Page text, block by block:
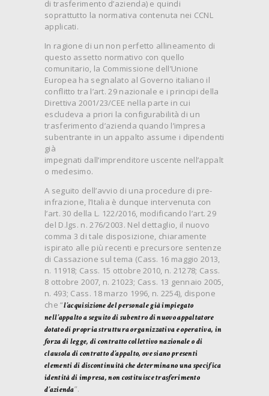
di trasferimento d’azienda) e quindi
soprattutto la normativa contenuta nei CCNL
applicati.
In ragione di un non perfetto allineamento di
questo assetto normativo con quello
comunitario, la Commissione dell’Unione
Europea ha segnalato al Governo italiano il
conflitto tra l’art. 29 nazionale e i principi della
Direttiva 2001/23/CEE nella parte in cui
escludeva a priori la configurabilità di un
trasferimento d’azienda quando l’impresa
subentrante in un appalto assume i dipendenti
già
impegnati dall’imprenditore uscente nell’appalt
o medesimo.
A seguito dell’avvio di una procedure di pre-
infrazione, l’Italia è dunque intervenuta con
l’art. 30 della L. 122/2016, modificando l’art. 29
del D.lgs. n. 276/2003. Nel dettaglio, il nuovo
comma 3 di tale disposizione, chiaramente
ispirato alle più recenti e precursore sentenze
di Cassazione sul tema (Cass. 16 maggio 2013,
n. 11918; Cass. 15 ottobre 2010, n. 21278; Cass.
8 ottobre 2007, n. 21023; Cass. 13 gennaio 2005,
n. 493; Cass. 18 marzo 1996, n. 2254), dispone
che “l’acquisizione del personale già impiegato
nell’appalto a seguito di subentro di nuovo appaltatore
dotato di propria struttura organizzativa e operativa, in
forza di legge, di contratto collettivo nazionale o di
clausola di contratto d’appalto, ove siano presenti
elementi di discontinuità che determinano una specifica
identità di impresa, non costituisce trasferimento
d’azienda”.